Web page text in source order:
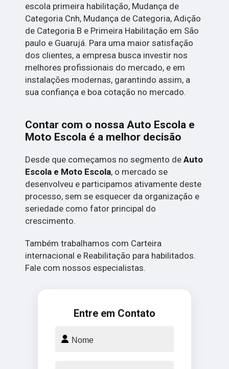
escola primeira habilitação, Mudança de
Categoria Cnh, Mudança de Categoria, Adição
de Categoria B e Primeira Habilitação em São
paulo e Guarujá. Para uma maior satisfação
dos clientes, a empresa busca investir nos
melhores profissionais do mercado, e em
instalações modernas, garantindo assim, a
sua confiança e boa cotação no mercado.
Contar com o nossa Auto Escola e
Moto Escola é a melhor decisão
Desde que começamos no segmento deAuto
Escola e Moto Escola, o mercado se
desenvolveu e participamos ativamente deste
processo, sem se esquecer da organização e
seriedade como fator principal do
crescimento.
Também trabalhamos com Carteira
internacional e Reabilitação para habilitados.
Fale com nossos especialistas.
Entre em Contato